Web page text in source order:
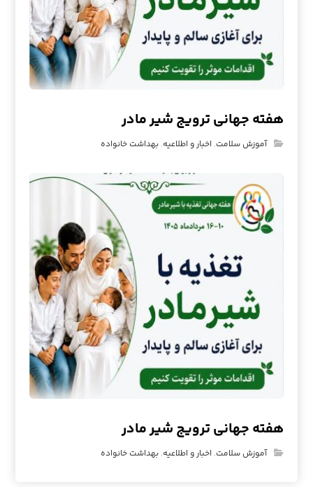
هفته جهانی ترویج شیر مادر
آموزش سلامت, اخبار و اطلاعیه,بهداشت خانواده
هفته جهانی ترویج شیر مادر
آموزش سلامت, اخبار و اطلاعیه,بهداشت خانواده